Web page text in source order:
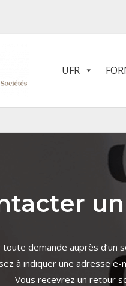
UFR
toute demande auprès d’un
à indiquer une adresse
Vous recevrez un retour